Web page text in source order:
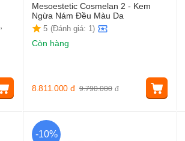
Mesoestetic Cosmelan 2 - Kem
Ngừa Nám Đều Màu Da
5 (Đánh giá: 1)
Còn hàng
9.790.000 đ
8.811.000 đ
-10%